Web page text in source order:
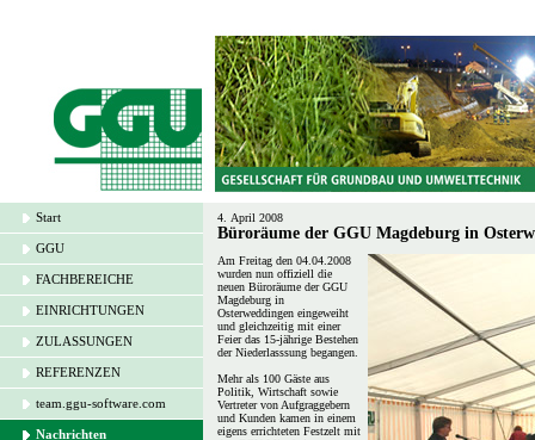
Start
GGU
FACHBEREICHE
EINRICHTUNGEN
ZULASSUNGEN
REFERENZEN
team.ggu-software.com
Nachrichten
4. April 2008
Büroräume der GGU Magdeburg in
Am Freitag den 04.04.2008
wurden nun offiziell die
neuen Büroräume der GGU
Magdeburg in
Osterweddingen eingeweiht
und gleichzeitig mit einer
Feier das 15-jährige Bestehen
der Niederlasssung begangen.
Mehr als 100 Gäste aus
Politik, Wirtschaft sowie
Vertreter von Aufgraggebern
und Kunden kamen in einem
eigens errichteten Festzelt mit